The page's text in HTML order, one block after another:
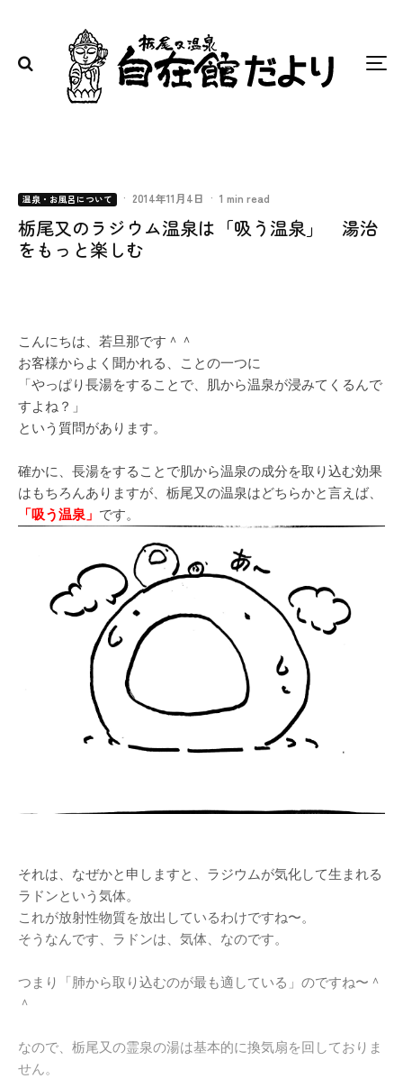
温泉・お風呂について · 2014年11月4日 · 1 min read
栃尾又のラジウム温泉は「吸う温泉」 湯治
をもっと楽しむ
こんにちは、若旦那です＾＾
お客様からよく聞かれる、ことの一つに
「やっぱり長湯をすることで、肌から温泉が浸みてくるんで
すよね？」
という質問があります。
確かに、長湯をすることで肌から温泉の成分を取り込む効果
はもちろんありますが、栃尾又の温泉はどちらかと言えば、
「吸う温泉」 です。
それは、なぜかと申しますと、ラジウムが気化して生まれる
ラドンという気体。
これが放射性物質を放出しているわけですね〜。
そうなんです、ラドンは、気体、なのです。
つまり「肺から取り込むのが最も適している」のですね〜＾
＾
なので、栃尾又の霊泉の湯は基本的に換気扇を回しておりま
せん。